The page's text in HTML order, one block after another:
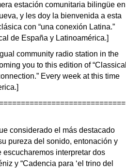
estación comunitaria bilingüe en
y les doy la bienvenida a esta
con “una conexión Latina.”
de España y Latinoamérica.]
community radio station in the
you to this edition of “Classical
Every week at this time
considerado el más destacado
pureza del sonido, entonación y
interpretar dos
y “Cadencia para ‘el trino del